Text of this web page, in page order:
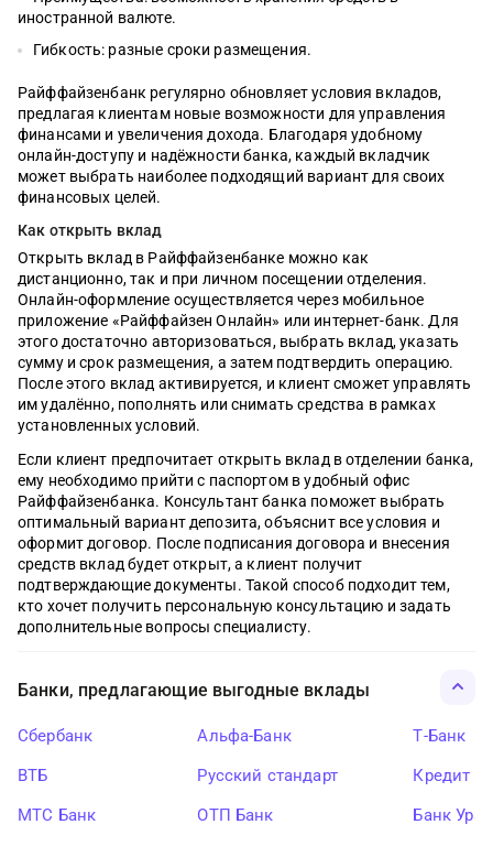
иностранной валюте.
Гибкость: разные сроки размещения.
Райффайзенбанк регулярно обновляет условия вкладов,
предлагая клиентам новые возможности для управления
финансами и увеличения дохода. Благодаря удобному
онлайн-доступу и надёжности банка, каждый вкладчик
может выбрать наиболее подходящий вариант для своих
финансовых целей.
Как открыть вклад
Открыть вклад в Райффайзенбанке можно как
дистанционно, так и при личном посещении отделения.
Онлайн-оформление осуществляется через мобильное
приложение «Райффайзен Онлайн» или интернет-банк. Для
этого достаточно авторизоваться, выбрать вклад, указать
сумму и срок размещения, а затем подтвердить операцию.
После этого вклад активируется, и клиент сможет управлять
им удалённо, пополнять или снимать средства в рамках
установленных условий.
Если клиент предпочитает открыть вклад в отделении банка,
ему необходимо прийти с паспортом в удобный офис
Райффайзенбанка. Консультант банка поможет выбрать
оптимальный вариант депозита, объяснит все условия и
оформит договор. После подписания договора и внесения
средств вклад будет открыт, а клиент получит
подтверждающие документы. Такой способ подходит тем,
кто хочет получить персональную консультацию и задать
дополнительные вопросы специалисту.
Банки, предлагающие выгодные вклады
Сбербанк
ВТБ
МТС Банк
Альфа-Банк
Русский стандарт
ОТП Банк
Т-Банк
Кредит
Банк